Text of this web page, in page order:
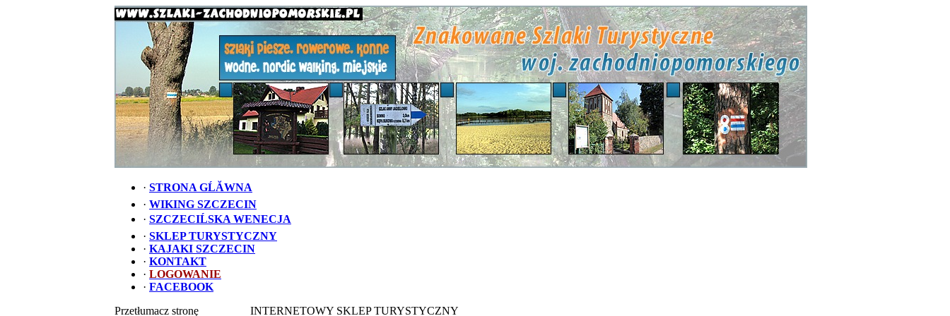
· STRONA GĹĂWNA
· WIKING SZCZECIN
· SZCZECIĹSKA WENECJA
· SKLEP TURYSTYCZNY
· KAJAKI SZCZECIN
· KONTAKT
· LOGOWANIE
· FACEBOOK
Przetłumacz stronę
INTERNETOWY SKLEP TURYSTYCZNY